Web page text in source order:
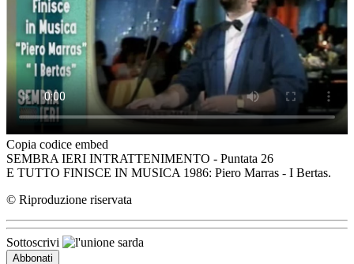
Copia codice embed
SEMBRA IERI INTRATTENIMENTO - Puntata 26
E TUTTO FINISCE IN MUSICA 1986: Piero Marras - I Bertas.
© Riproduzione riservata
Sottoscrivi